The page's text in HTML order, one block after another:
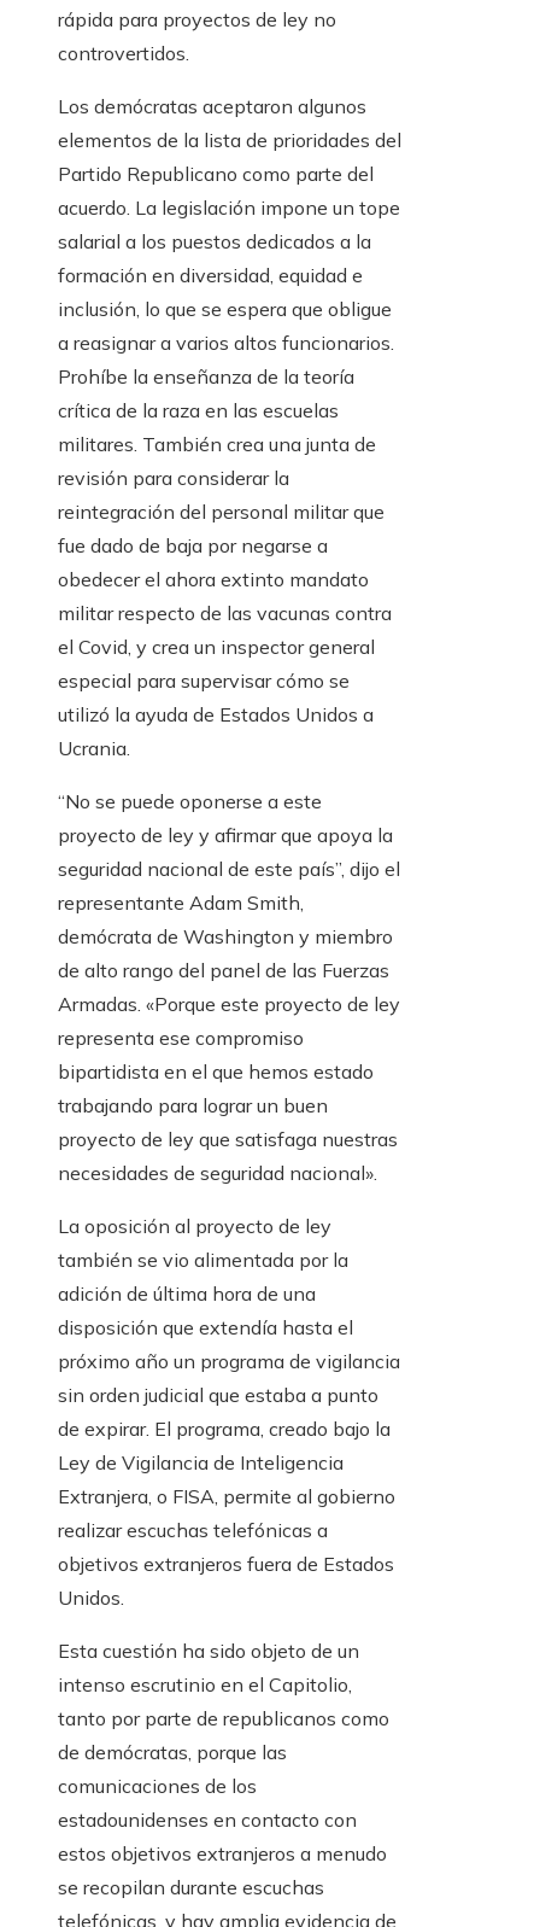
rápida para proyectos de ley no
controvertidos.
Los demócratas aceptaron algunos
elementos de la lista de prioridades del
Partido Republicano como parte del
acuerdo. La legislación impone un tope
salarial a los puestos dedicados a la
formación en diversidad, equidad e
inclusión, lo que se espera que obligue
a reasignar a varios altos funcionarios.
Prohíbe la enseñanza de la teoría
crítica de la raza en las escuelas
militares. También crea una junta de
revisión para considerar la
reintegración del personal militar que
fue dado de baja por negarse a
obedecer el ahora extinto mandato
militar respecto de las vacunas contra
el Covid, y crea un inspector general
especial para supervisar cómo se
utilizó la ayuda de Estados Unidos a
Ucrania.
“No se puede oponerse a este
proyecto de ley y afirmar que apoya la
seguridad nacional de este país”, dijo el
representante Adam Smith,
demócrata de Washington y miembro
de alto rango del panel de las Fuerzas
Armadas. «Porque este proyecto de ley
representa ese compromiso
bipartidista en el que hemos estado
trabajando para lograr un buen
proyecto de ley que satisfaga nuestras
necesidades de seguridad nacional».
La oposición al proyecto de ley
también se vio alimentada por la
adición de última hora de una
disposición que extendía hasta el
próximo año un programa de vigilancia
sin orden judicial que estaba a punto
de expirar. El programa, creado bajo la
Ley de Vigilancia de Inteligencia
Extranjera, o FISA, permite al gobierno
realizar escuchas telefónicas a
objetivos extranjeros fuera de Estados
Unidos.
Esta cuestión ha sido objeto de un
intenso escrutinio en el Capitolio,
tanto por parte de republicanos como
de demócratas, porque las
comunicaciones de los
estadounidenses en contacto con
estos objetivos extranjeros a menudo
se recopilan durante escuchas
telefónicas, y hay amplia evidencia de